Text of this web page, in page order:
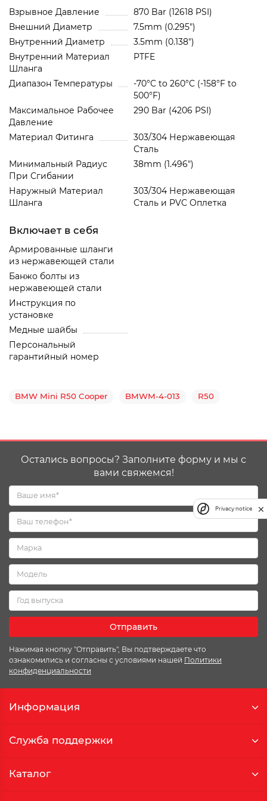
Взрывное Давление
870 Bar (12618 PSI)
Внешний Диаметр
7.5mm (0.295")
Внутренний Диаметр
3.5mm (0.138")
Внутренний Материал
Шланга
PTFE
Диапазон Температуры
-70°C to 260°C (-158°F to
500°F)
Максимальное Рабочее
Давление
290 Bar (4206 PSI)
Материал Фитинга
303/304 Нержавеющая
Сталь
Минимальный Радиус
При Сгибании
38mm (1.496")
Наружный Материал
Шланга
303/304 Нержавеющая
Сталь и PVC Oплетка
Включает в себя
Армированные шланги
из нержавеющей стали
Банжо болты из
нержавеющей стали
Инструкция по
установке
Медные шайбы
Персональный
гарантийный номер
BMW Mini R50 Cooper BMWM-4-013 R50
Остались вопросы? Заполните форму и мы с
вами свяжемся!
Отправить
Нажимая кнопку "Отправить", Вы подтверждаете что
ознакомились и согласны с условиями нашей Политики
конфиденциальности
Информация
Служба поддержки
Каталог
Privacy notice